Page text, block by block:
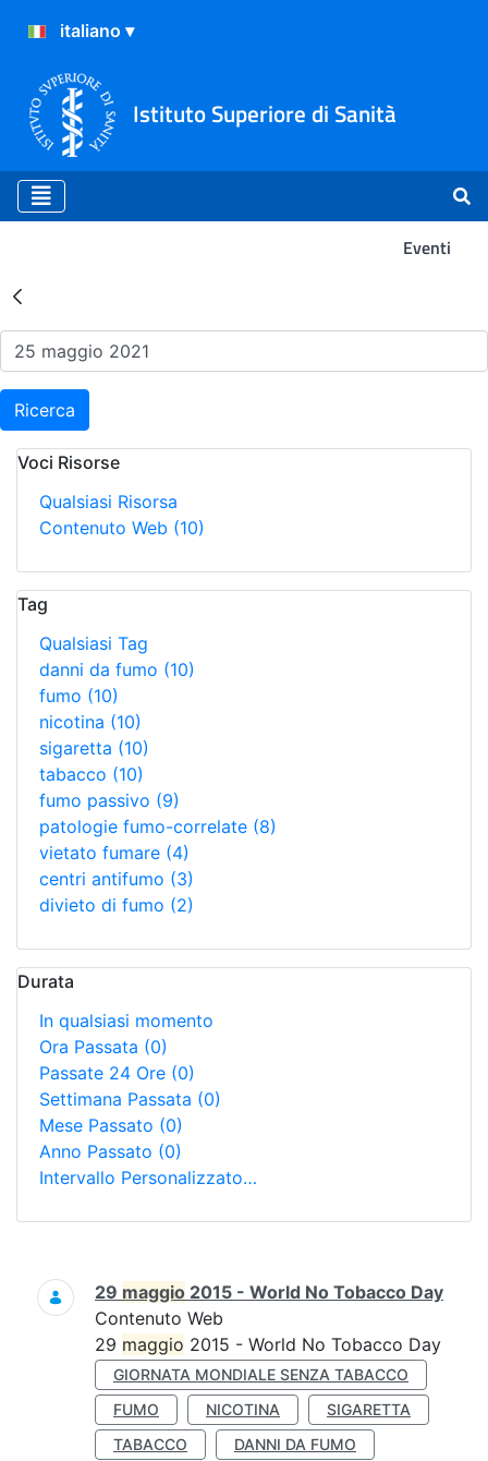
Istituto Superiore di Sanità
Eventi
Risultati della Ricerca -
Ricerca
Voci Risorse
Qualsiasi Risorsa
Contenuto Web (10)
Tag
Qualsiasi Tag
danni da fumo (10)
fumo (10)
nicotina (10)
sigaretta (10)
tabacco (10)
fumo passivo (9)
patologie fumo-correlate (8)
vietato fumare (4)
centri antifumo (3)
divieto di fumo (2)
Durata
In qualsiasi momento
Ora Passata (0)
Passate 24 Ore (0)
Settimana Passata (0)
Mese Passato (0)
Anno Passato (0)
Intervallo Personalizzato…
Ricerca
29 maggio 2015 - World No Tobacco Day
Contenuto Web
29 maggio 2015 - World No Tobacco Day
GIORNATA MONDIALE SENZA TABACCO
FUMO
NICOTINA
SIGARETTA
TABACCO
DANNI DA FUMO